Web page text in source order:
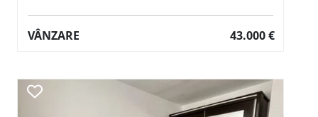
VÂNZARE 43.000 €